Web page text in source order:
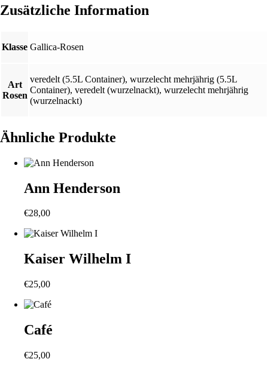
Zusätzliche Information
Klasse Gallica-Rosen
Art
Rosen
veredelt (5.5L Container), wurzelecht mehrjährig (5.5L
Container), veredelt (wurzelnackt), wurzelecht mehrjährig
(wurzelnackt)
Ähnliche Produkte
Ann Henderson
€28,00
Kaiser Wilhelm I
€25,00
Café
€25,00